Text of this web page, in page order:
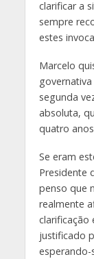
clarificar a
sempre
estes
Marcelo
segunda
absoluta,
quatro
Se eram
Presidente
penso que
realmente
clarificação
justificado
esperando-